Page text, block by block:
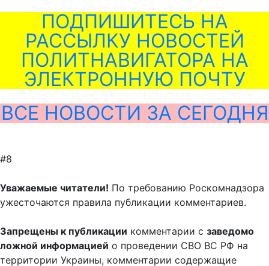
ПОДПИШИТЕСЬ НА
РАССЫЛКУ НОВОСТЕЙ
ПОЛИТНАВИГАТОРА НА
ЭЛЕКТРОННУЮ ПОЧТУ
ВСЕ НОВОСТИ ЗА СЕГОДНЯ
#8
Уважаемые читатели! По требованию Роскомнадзора
ужесточаются правила публикации комментариев.
Запрещены к публикации комментарии с заведомо
ложной информацией о проведении СВО ВС РФ на
территории Украины, комментарии содержащие